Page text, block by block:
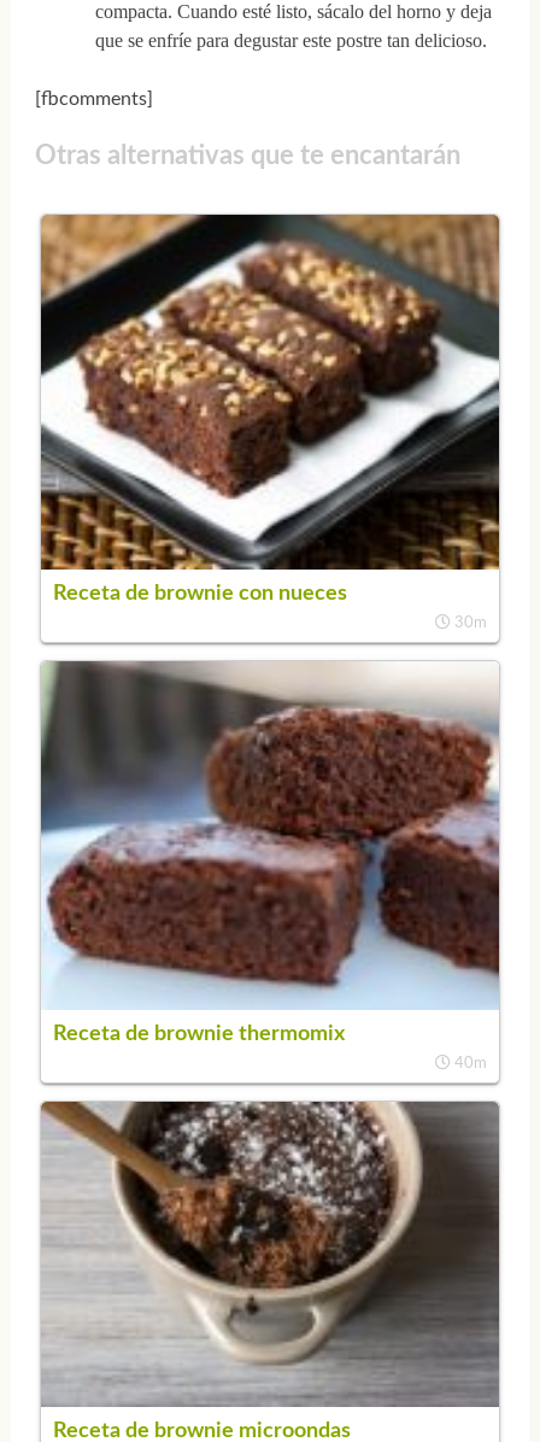
compacta. Cuando esté listo, sácalo del horno y deja
que se enfríe para degustar este postre tan delicioso.
[fbcomments]
Otras alternativas que te encantarán
Receta de brownie con nueces
30m
Receta de brownie thermomix
40m
Receta de brownie microondas